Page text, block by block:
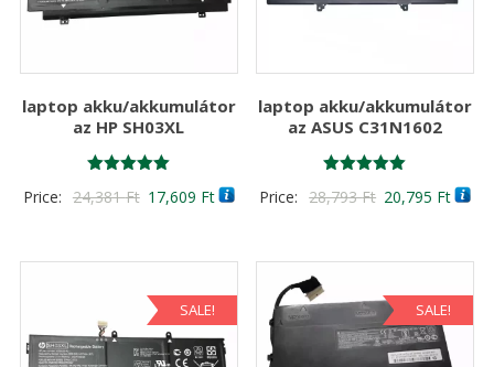
laptop akku/akkumulátor
az HP SH03XL
5.00
Price: 24,381Ft Original
17,609 FtCurrent
laptop akku/akkumulátor
az ASUS C31N1602
5.00
Price: 28,793Ft Original
20,795 Ft
SALE! SALE!